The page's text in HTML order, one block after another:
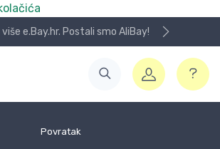
više e.Bay.hr. Postali smo AliBay!
Povratak